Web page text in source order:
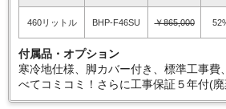
460リットル BHP-F46SU ￥865,000
付属品・オプション
寒冷地仕様、脚カバー付き、標準工事費
べてコミコミ！さらに工事保証５年付(